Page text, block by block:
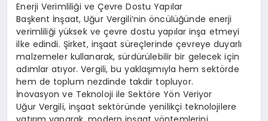
Enerji Verimliliği ve Çevre Dostu Yapılar
Başkent İnşaat, Uğur Vergili’nin öncülüğünde enerji
verimliliği yüksek ve çevre dostu yapılar inşa etmeyi
ilke edindi. Şirket, inşaat süreçlerinde çevreye duyarlı
malzemeler kullanarak, sürdürülebilir bir gelecek için
adımlar atıyor. Vergili, bu yaklaşımıyla hem sektörde
hem de toplum nezdinde takdir topluyor.
İnovasyon ve Teknoloji ile Sektöre Yön Veriyor
Uğur Vergili, inşaat sektöründe yenilikçi teknolojilere